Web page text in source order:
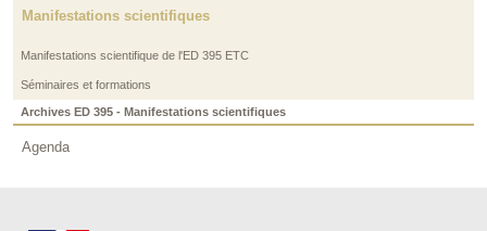
Manifestations scientifiques
Manifestations scientifique de l'ED 395 ETC
Séminaires et formations
Archives ED 395 - Manifestations scientifiques
Agenda